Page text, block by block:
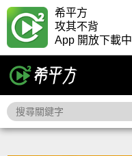
希平方
攻其不背
App 開放下載中